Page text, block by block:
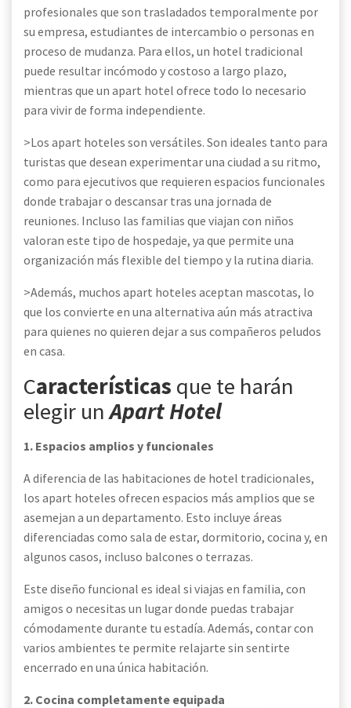
profesionales que son trasladados temporalmente por
su empresa, estudiantes de intercambio o personas en
proceso de mudanza. Para ellos, un hotel tradicional
puede resultar incómodo y costoso a largo plazo,
mientras que un apart hotel ofrece todo lo necesario
para vivir de forma independiente.
>Los apart hoteles son versátiles. Son ideales tanto para
turistas que desean experimentar una ciudad a su ritmo,
como para ejecutivos que requieren espacios funcionales
donde trabajar o descansar tras una jornada de
reuniones. Incluso las familias que viajan con niños
valoran este tipo de hospedaje, ya que permite una
organización más flexible del tiempo y la rutina diaria.
>Además, muchos apart hoteles aceptan mascotas, lo
que los convierte en una alternativa aún más atractiva
para quienes no quieren dejar a sus compañeros peludos
en casa.
Características que te harán
elegir unApart Hotel
1. Espacios amplios y funcionales
A diferencia de las habitaciones de hotel tradicionales,
los apart hoteles ofrecen espacios más amplios que se
asemejan a un departamento. Esto incluye áreas
diferenciadas como sala de estar, dormitorio, cocina y, en
algunos casos, incluso balcones o terrazas.
Este diseño funcional es ideal si viajas en familia, con
amigos o necesitas un lugar donde puedas trabajar
cómodamente durante tu estadía. Además, contar con
varios ambientes te permite relajarte sin sentirte
encerrado en una única habitación.
2. Cocina completamente equipada